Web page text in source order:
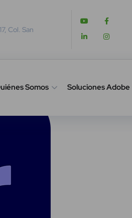
Col. San
Somos Soluciones Adobe